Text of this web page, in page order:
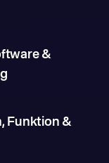
&
Funktion &